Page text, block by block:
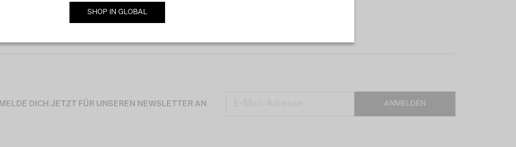
MELDE DICH JETZT FÜR UNSEREN NEWSLETTER AN ANMELDEN
SHOP IN GLOBAL